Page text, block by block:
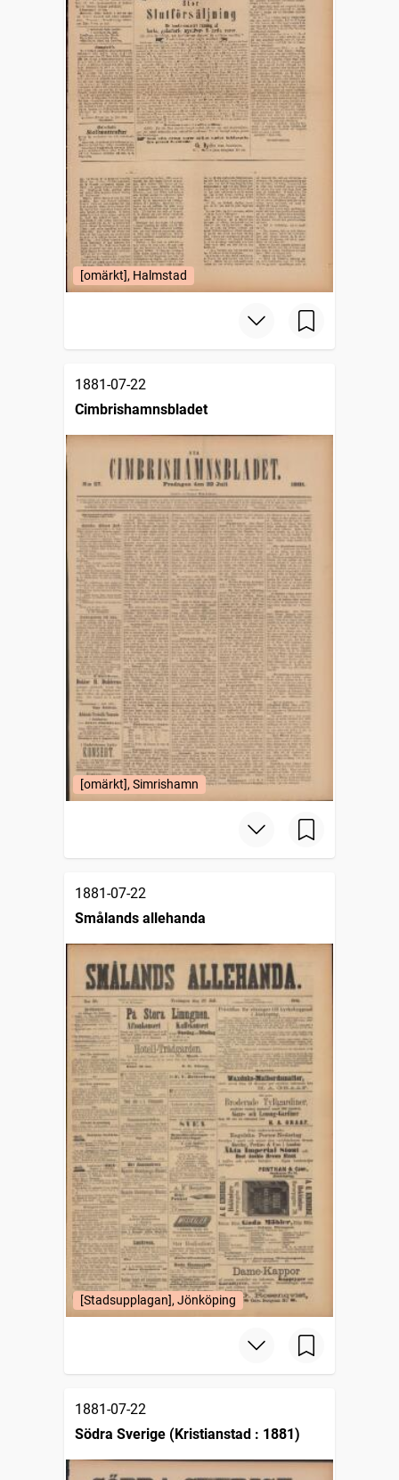
[omärkt], Halmstad
1881-07-22
Cimbrishamnsbladet
[omärkt], Simrishamn
1881-07-22
Smålands allehanda
[Stadsupplagan], Jönköping
1881-07-22
Södra Sverige (Kristianstad : 1881)